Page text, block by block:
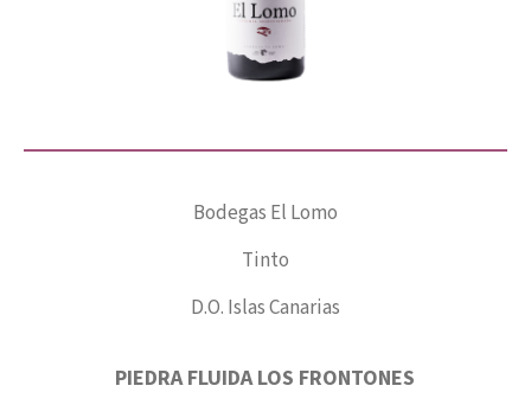
Bodegas El Lomo
Tinto
D.O. Islas Canarias
PIEDRA FLUIDA LOS FRONTONES